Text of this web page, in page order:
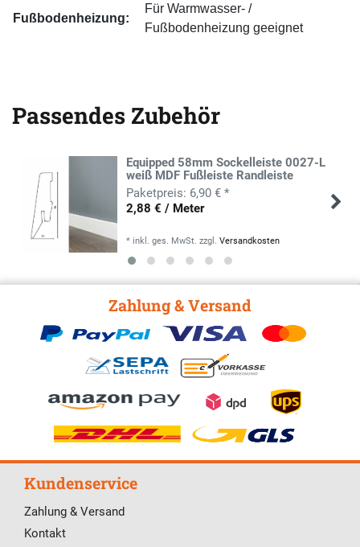
Fußbodenheizung:
Für Warmwasser- /
Fußbodenheizung geeignet
Passendes Zubehör
Equipped 58mm Sockelleiste 0027-L
weiß MDF Fußleiste Randleiste
6,90 € *
2,88 € / Meter
* inkl. ges. MwSt. zzgl.Versandkosten
Zahlung & Versand
Kundenservice
Zahlung & Versand
Kontakt